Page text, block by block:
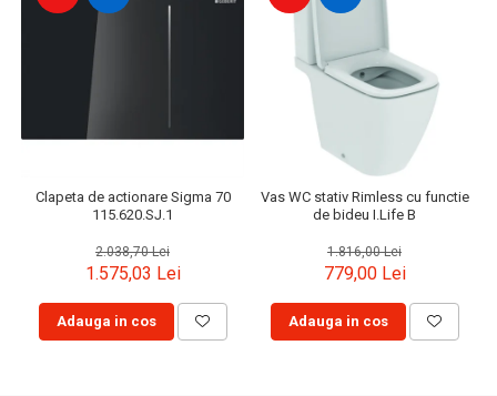
Clapeta de actionare Sigma 70
115.620.SJ.1
2.038,70 Lei
1.575,03 Lei
Adauga in cos
Vas WC stativ Rimless cu functie
de bideu I.Life B
1.816,00 Lei
779,00 Lei
Adauga in cos